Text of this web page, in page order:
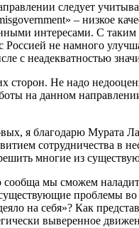
следует
– низкое
интересами. С
не намного
с неадекватностью
сторон. Не надо
на данном
я благодарю Мурата
сотрудничества в
многие из
сообща мы сможем
проблемы
на себя»? Как
выверенное